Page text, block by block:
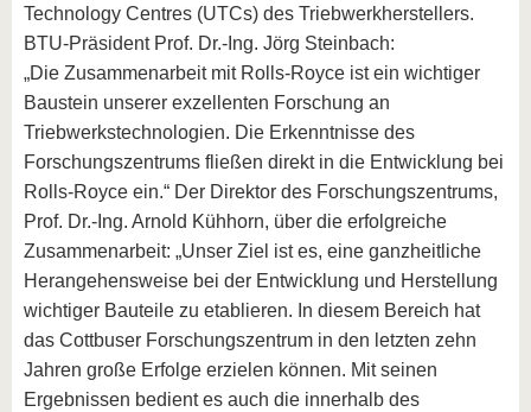
Technology Centres (UTCs) des Triebwerkherstellers.
BTU-Präsident Prof. Dr.-Ing. Jörg Steinbach:
„Die Zusammenarbeit mit Rolls-Royce ist ein wichtiger
Baustein unserer exzellenten Forschung an
Triebwerkstechnologien. Die Erkenntnisse des
Forschungszentrums fließen direkt in die Entwicklung bei
Rolls-Royce ein.“ Der Direktor des Forschungszentrums,
Prof. Dr.-Ing. Arnold Kühhorn, über die erfolgreiche
Zusammenarbeit: „Unser Ziel ist es, eine ganzheitliche
Herangehensweise bei der Entwicklung und Herstellung
wichtiger Bauteile zu etablieren. In diesem Bereich hat
das Cottbuser Forschungszentrum in den letzten zehn
Jahren große Erfolge erzielen können. Mit seinen
Ergebnissen bedient es auch die innerhalb des